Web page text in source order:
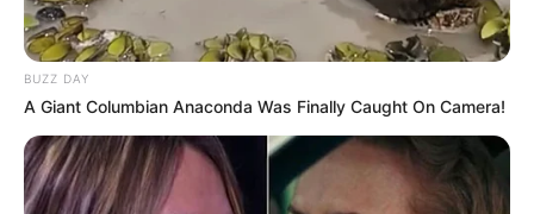
⚖️Defesa nega irregularidades
Representantes da empresa investigada e do principal
não há relação entre a organização e os fatos que motivaram a
operação policial.
A defesa afirmou que todas as transações podem ser
BUZZ DAY
A Giant Columbian Anaconda Was Finally Caught On Camera!